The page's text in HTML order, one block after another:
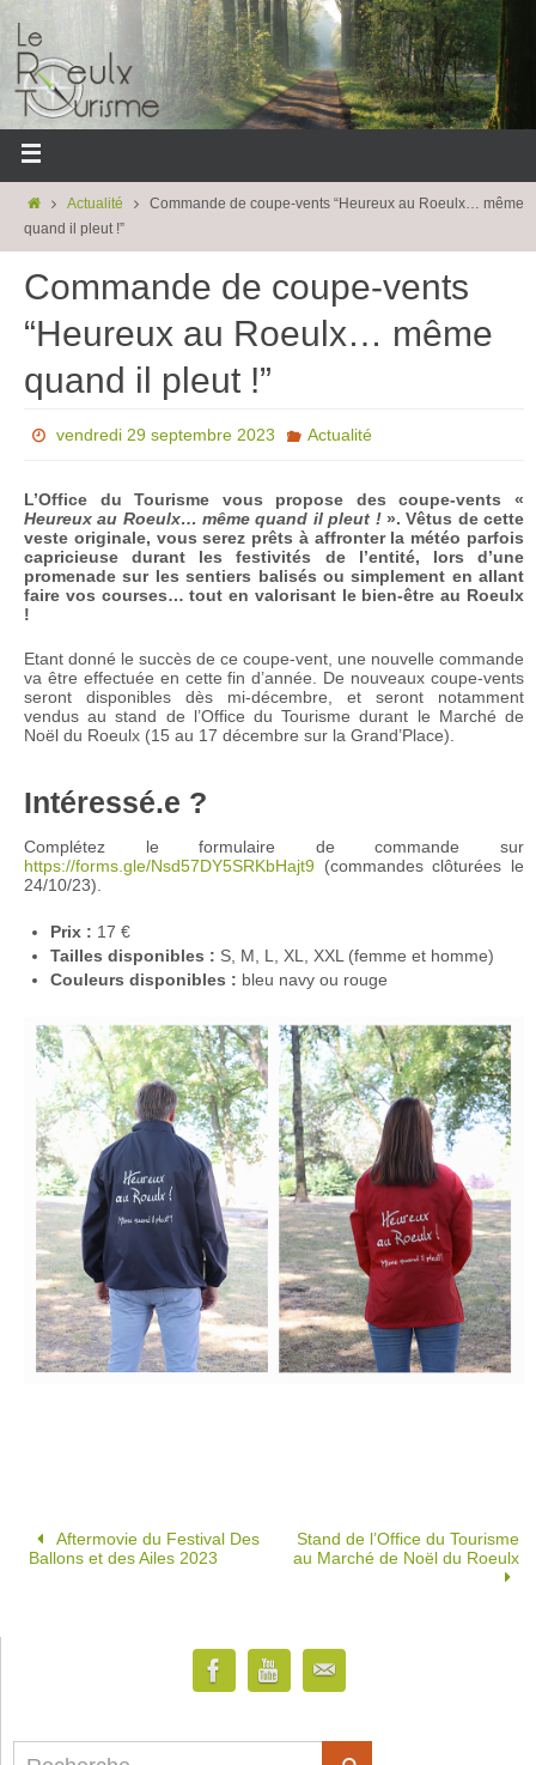
Actualité
Commande de coupe-vents “Heureux au Roeulx… même
quand il pleut !”
Commande de coupe-vents
“Heureux au Roeulx… même
quand il pleut !”
vendredi 29 septembre 2023 Actualité
L’Office du Tourisme vous propose des coupe-vents «
Heureux au Roeulx… même quand il pleut !». Vêtus de cette
veste originale, vous serez prêts à affronter la météo parfois
capricieuse durant les festivités de l’entité, lors d’une
promenade sur les sentiers balisés ou simplement en allant
faire vos courses… tout en valorisant le bien-être au Roeulx
!
Etant donné le succès de ce coupe-vent, une nouvelle commande
va être effectuée en cette fin d’année. De nouveaux coupe-vents
seront disponibles dès mi-décembre, et seront notamment
vendus au stand de l’Office du Tourisme durant le Marché de
Noël du Roeulx (15 au 17 décembre sur la Grand’Place).
Intéressé.e ?
Complétez le formulaire de commande sur
https://forms.gle/Nsd57DY5SRKbHajt9 (commandes clôturées le
24/10/23).
Prix : 17 €
Tailles disponibles : S, M, L, XL, XXL (femme et homme)
Couleurs disponibles : bleu navy ou rouge
Aftermovie du Festival Des
Ballons et des Ailes 2023
Stand de l’Office du Tourisme
au Marché de Noël du Roeulx